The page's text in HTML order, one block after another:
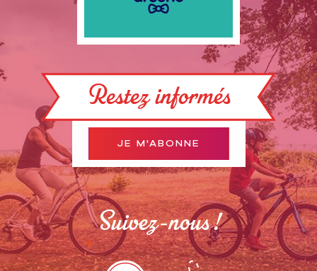
Restez informés
JE M'ABONNE
Suivez-nous !